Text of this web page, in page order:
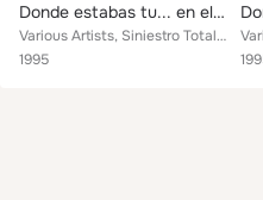
Donde estabas tu... en el 90?
Various Artists, Siniestro Total, LOS ENEMIGOS, SEGURIDAD SOCIAL, Los elegantes, Rey lui, OS RESENTIDOS, Danza Invisible, Celtas...
1995